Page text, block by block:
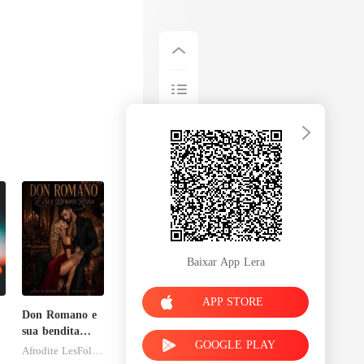
Don Romano e
sua bendita
ruína
Baixar App Lera
APP STORE
GOOGLE PLAY